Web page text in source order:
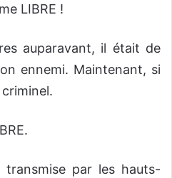
LIBRE !
auparavant, il était de
ennemi. Maintenant, si
par les hauts-